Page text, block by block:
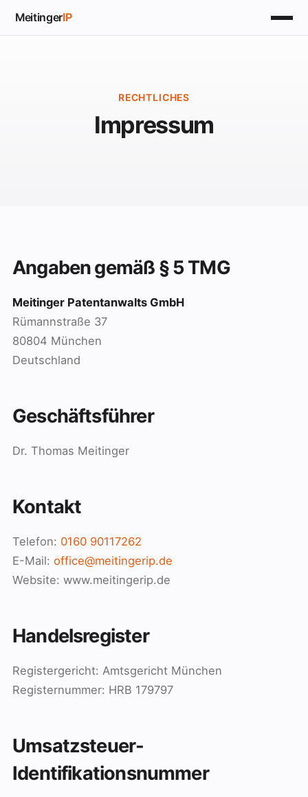
MeitingerIP
RECHTLICHES
Impressum
Angaben gemäß § 5 TMG
Meitinger Patentanwalts GmbH
Rümannstraße 37
80804 München
Deutschland
Geschäftsführer
Dr. Thomas Meitinger
Kontakt
Telefon: 0160 90117262
E-Mail: office@meitingerip.de
Website: www.meitingerip.de
Handelsregister
Registergericht: Amtsgericht München
Registernummer: HRB 179797
Umsatzsteuer-
Identifikationsnummer